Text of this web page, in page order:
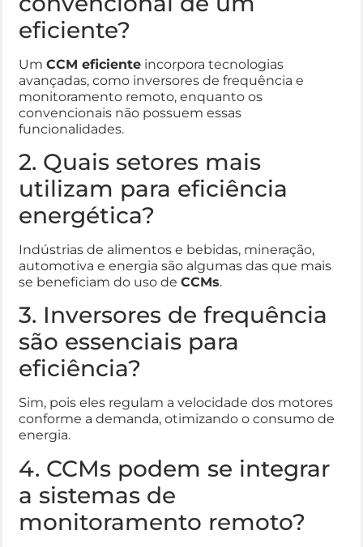
eficiente?
Um CCM eficiente incorpora tecnologias
avançadas, como inversores de frequência e
monitoramento remoto, enquanto os
convencionais não possuem essas
funcionalidades.
2. Quais setores mais
utilizam para eficiência
energética?
Indústrias de alimentos e bebidas, mineração,
automotiva e energia são algumas das que mais
se beneficiam do uso de CCMs.
3. Inversores de frequência
são essenciais para
eficiência?
Sim, pois eles regulam a velocidade dos motores
conforme a demanda, otimizando o consumo de
energia.
4. CCMs podem se integrar
a sistemas de
monitoramento remoto?